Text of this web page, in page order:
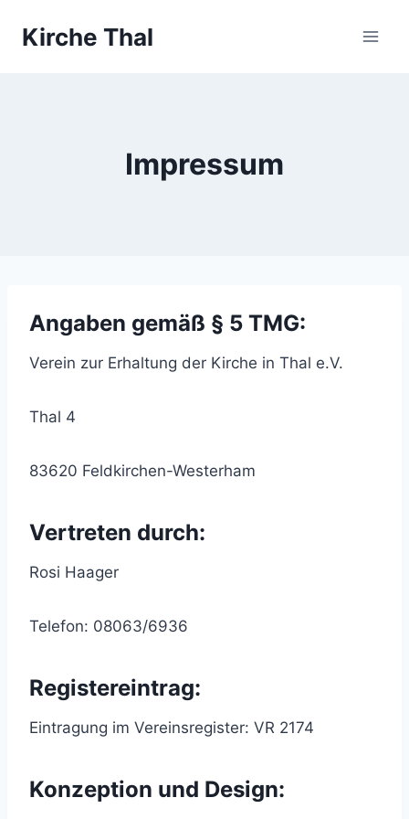
InhaltKirche Thal
Impressum
Angaben gemäß § 5 TMG:
Verein zur Erhaltung der Kirche in Thal e.V.
Thal 4
83620 Feldkirchen-Westerham
Vertreten durch:
Rosi Haager
Telefon: 08063/6936
Registereintrag:
Eintragung im Vereinsregister: VR 2174
Konzeption und Design: